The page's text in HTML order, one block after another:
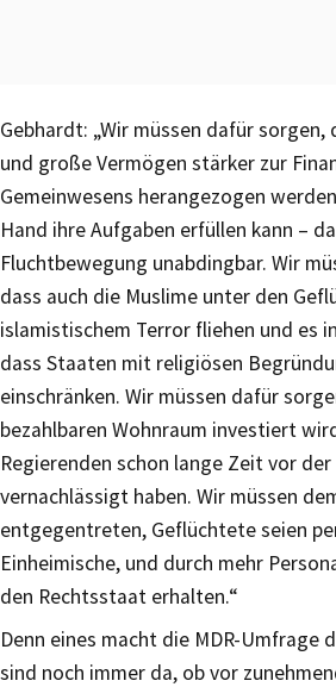
Gebhardt: „Wir müssen dafür sorgen,
und große Vermögen stärker zur
Gemeinwesens herangezogen
Hand ihre Aufgaben erfüllen kann –
Fluchtbewegung unabdingbar. Wir
dass auch die Muslime unter den
islamistischem Terror fliehen und es
dass Staaten mit religiösen
einschränken. Wir müssen dafür
bezahlbaren Wohnraum investiert
Regierenden schon lange Zeit vor
vernachlässigt haben. Wir müssen
entgegentreten, Geflüchtete seien
Einheimische, und durch mehr
den Rechtsstaat erhalten.“
Denn eines macht die MDR-Umfrage
sind noch immer da, ob vor